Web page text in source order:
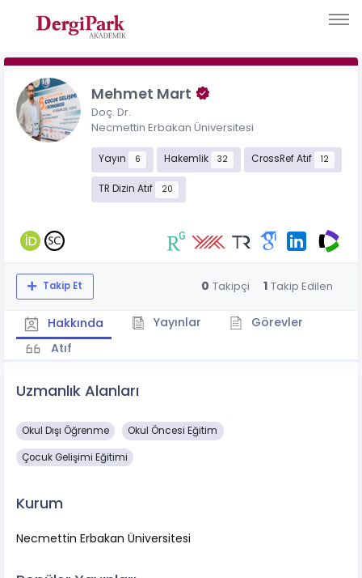
Mehmet Mart
Doç. Dr.
Necmettin Erbakan Üniversitesi
Yayın 6 Hakemlik 32 CrossRef Atıf 12
TR Dizin Atıf 20
Takip Et 0 Takipçi 1 Takip Edilen
Hakkında Yayınlar
Görevler
Atıf
Uzmanlık Alanları
Okul Dışı Öğrenme Okul Öncesi Eğitim
Çocuk Gelişimi Eğitimi
Kurum
Necmettin Erbakan Üniversitesi